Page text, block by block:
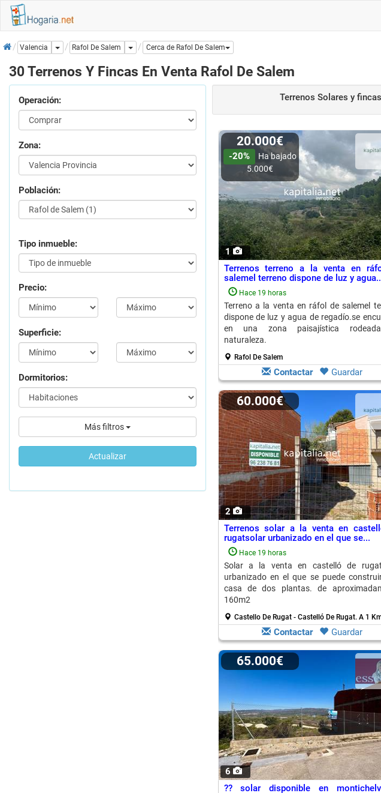
InicioValencia Dropdown
Rafol De Salem Dropdown
Cerca de Rafol De Salem
30 Terrenos Y Fincas En Venta Rafol De Salem
Operación:
Zona:
Población:
Tipo inmueble:
Precio:
Superficie:
Dormitorios:
Más filtros
Actualizar
Terrenos Solares y
1
20.000€
-20%
Ha bajado
5.000€
Terrenos terreno a la venta en
salemel terreno dispone de luz y
Hace 19 horas
Terreno a la venta en ráfol de salemel
dispone de luz y agua de regadío.se
en una zona paisajística
naturaleza.
Rafol De Salem
Contactar Guardar
2
60.000€
Terrenos solar a la venta en
rugatsolar urbanizado en el que se...
Hace 19 horas
Solar a la venta en castelló de
urbanizado en el que se puede
casa de dos plantas. de
160m2
Castello De Rugat - Castelló De Rugat. A 1
Contactar Guardar
6
65.000€
?? solar disponible en